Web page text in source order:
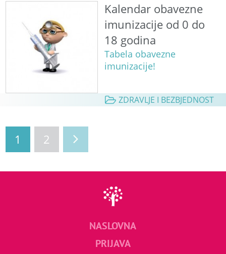
Kalendar obavezne
imunizacije od 0 do
18 godina
Tabela obavezne
imunizacije!
ZDRAVLJE I BEZBJEDNOST
1 2
NASLOVNA
PRIJAVA